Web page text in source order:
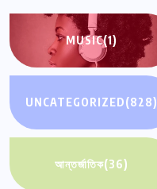
MUSIC(1)
UNCATEGORIZED(828)
আন্তর্জাতিক(36)